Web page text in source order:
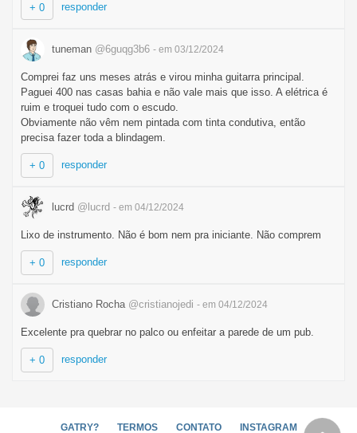
+ 0 responder
tuneman @6guqg3b6 - em 03/12/2024
Comprei faz uns meses atrás e virou minha guitarra principal.
Paguei 400 nas casas bahia e não vale mais que isso. A elétrica é
ruim e troquei tudo com o escudo.
Obviamente não vêm nem pintada com tinta condutiva, então
precisa fazer toda a blindagem.
+ 0 responder
lucrd @lucrd - em 04/12/2024
Lixo de instrumento. Não é bom nem pra iniciante. Não comprem
+ 0 responder
Cristiano Rocha @cristianojedi - em 04/12/2024
Excelente pra quebrar no palco ou enfeitar a parede de um pub.
+ 0 responder
GATRY? TERMOS CONTATO INSTAGRAM